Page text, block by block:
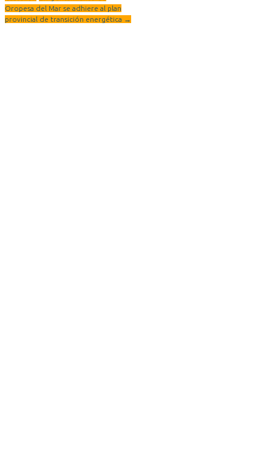
Oropesa del Mar se adhiere al plan
provincial de transición energética →